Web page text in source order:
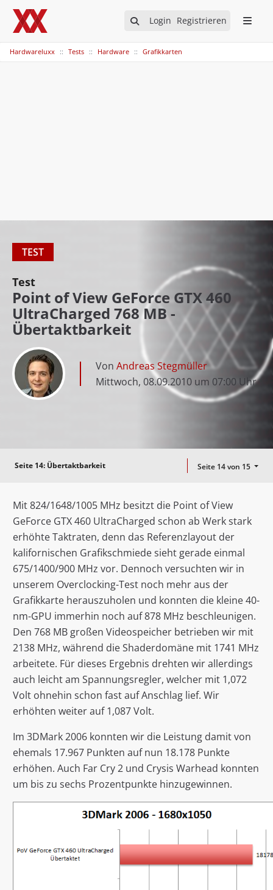
Login Registrieren
Hardwareluxx Tests Hardware Grafikkarten
TEST
Test
Point of View GeForce GTX 460
UltraCharged 768 MB -
Übertaktbarkeit
Von Andreas Stegmüller
Mittwoch, 08.09.2010 um 07:00 Uhr
Seite 14: Übertaktbarkeit Seite 14 von 15
Mit 824/1648/1005 MHz besitzt die Point of View
GeForce GTX 460 UltraCharged schon ab Werk stark
erhöhte Taktraten, denn das Referenzlayout der
kalifornischen Grafikschmiede sieht gerade einmal
675/1400/900 MHz vor. Dennoch versuchten wir in
unserem Overclocking-Test noch mehr aus der
Grafikkarte herauszuholen und konnten die kleine 40-
nm-GPU immerhin noch auf 878 MHz beschleunigen.
Den 768 MB großen Videospeicher betrieben wir mit
2138 MHz, während die Shaderdomäne mit 1741 MHz
arbeitete. Für dieses Ergebnis drehten wir allerdings
auch leicht am Spannungsregler, welcher mit 1,072
Volt ohnehin schon fast auf Anschlag lief. Wir
erhöhten weiter auf 1,087 Volt.
Im 3DMark 2006 konnten wir die Leistung damit von
ehemals 17.967 Punkten auf nun 18.178 Punkte
erhöhen. Auch Far Cry 2 und Crysis Warhead konnten
um bis zu sechs Prozentpunkte hinzugewinnen.